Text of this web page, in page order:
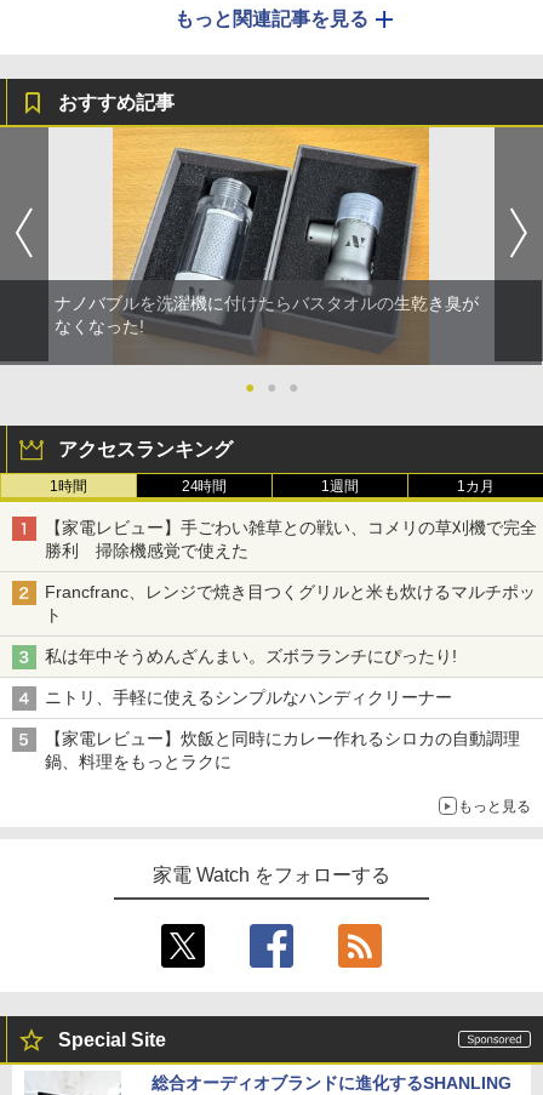
もっと関連記事を見る
おすすめ記事
ナノバブルを洗濯機に付けたらバスタオルの生乾き臭が
なくなった!
● ● ●
アクセスランキング
1時間 24時間 1週間 1カ月
【家電レビュー】手ごわい雑草との戦い、コメリの草刈機で完全
勝利 掃除機感覚で使えた
Francfranc、レンジで焼き目つくグリルと米も炊けるマルチポッ
ト
私は年中そうめんざんまい。ズボラランチにぴったり!
ニトリ、手軽に使えるシンプルなハンディクリーナー
【家電レビュー】炊飯と同時にカレー作れるシロカの自動調理
鍋、料理をもっとラクに
もっと見る
家電 Watch をフォローする
Special Site
総合オーディオブランドに進化するSHANLING